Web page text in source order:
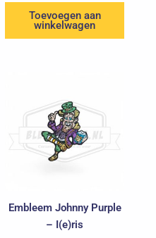
Toevoegen aan
winkelwagen
Embleem Johnny Purple
– I(e)ris